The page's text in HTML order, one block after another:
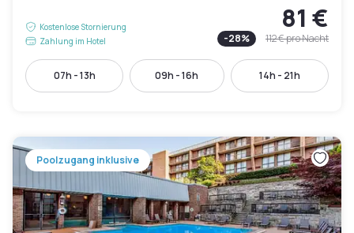
Kostenlose Stornierung
Zahlung im Hotel
81 €
-28% 112 €pro Nacht
07h - 13h 09h - 16h 14h - 21h
Poolzugang inklusive